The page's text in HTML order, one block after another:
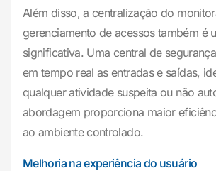
Além disso, a centralização do
gerenciamento de acessos também é
significativa. Uma central de
em tempo real as entradas e saídas,
qualquer atividade suspeita ou não
abordagem proporciona maior
ao ambiente controlado.
Melhoria na experiência do usuário